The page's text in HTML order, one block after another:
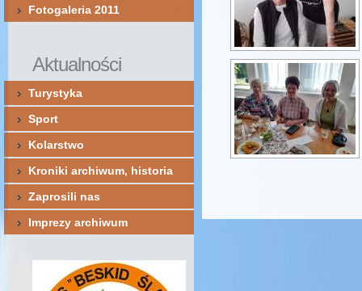
Fotogaleria 2011
Aktualności
Turystyka
Sport
Kolarstwo
Kroniki archiwum, historia
Zaprosili nas
Imprezy archiwum